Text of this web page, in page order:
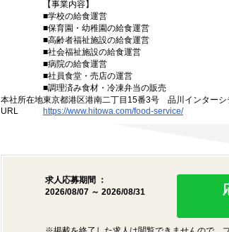
【事業内容】
■学校の給食運営
■保育園・幼稚園の給食運営
■高齢者福祉施設の給食運営
■社会福祉施設の給食運営
■病院の給食運営
■社員食堂・売店の運営
■調理済み食材・冷凍弁当の販売
本社所在地東京都港区港南二丁目15番3号 品川インターシ
URL
https://www.hitowa.com/food-service/
求人応募期間 ：
2026/08/07 ～ 2026/08/31